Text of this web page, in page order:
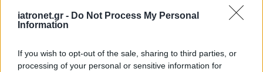
iatronet.gr - Do Not Process My Personal
Information
If you wish to opt-out of the sale, sharing to third parties, or
processing of your personal or sensitive information for